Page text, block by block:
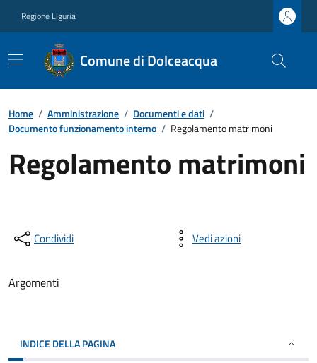
Regione Liguria
Comune di Dolceacqua
Home / Amministrazione / Documenti e dati /
Documento funzionamento interno / Regolamento matrimoni
Regolamento matrimoni
Condividi Vedi azioni
Argomenti
INDICE DELLA PAGINA